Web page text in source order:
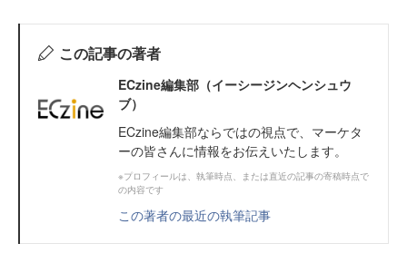
この記事の著者
ECzine編集部（イーシージンヘンシュウ
ブ）
ECzine編集部ならではの視点で、マーケタ
ーの皆さんに情報をお伝えいたします。
※プロフィールは、執筆時点、または直近の記事の寄稿時点で
の内容です
この著者の最近の執筆記事